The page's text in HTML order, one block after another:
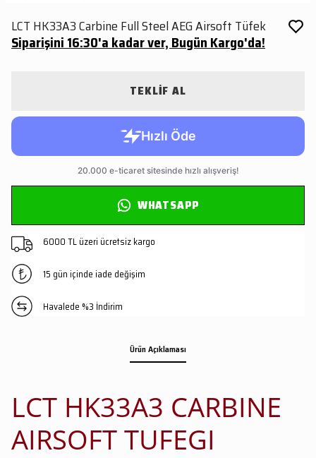
LCT HK33A3 Carbine Full Steel AEG Airsoft Tüfek
Siparişini 16:30'a kadar ver, Bugün Kargo'da!
TEKLİF AL
WHATSAPP
6000 TL üzeri ücretsiz kargo
15 gün içinde iade değişim
Havalede %3 İndirim
Ürün Açıklaması
LCT HK33A3 CARBINE
AIRSOFT TUFEGI